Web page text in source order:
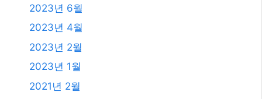
2023년 6월
2023년 4월
2023년 2월
2023년 1월
2021년 2월